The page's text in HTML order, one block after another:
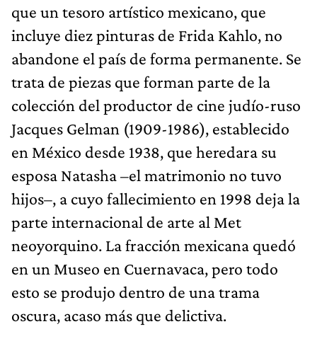
que un tesoro artístico mexicano, que
incluye diez pinturas de Frida Kahlo, no
abandone el país de forma permanente. Se
trata de piezas que forman parte de la
colección del productor de cine judío-ruso
Jacques Gelman (1909-1986), establecido
en México desde 1938, que heredara su
esposa Natasha –el matrimonio no tuvo
hijos–, a cuyo fallecimiento en 1998 deja la
parte internacional de arte al Met
neoyorquino. La fracción mexicana quedó
en un Museo en Cuernavaca, pero todo
esto se produjo dentro de una trama
oscura, acaso más que delictiva.